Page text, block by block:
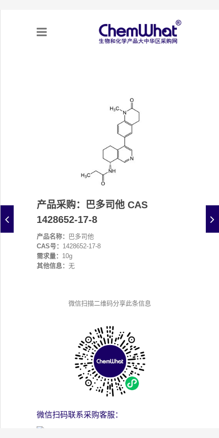
不可靠实体清单（UEL）
产品采购：巴多司他 CAS
1428652-17-8
产品名称：
巴多司他
CAS号： 1428652-17-8
需求量： 10g
其他信息： 无
微信扫描二维码分享此条信息
微信扫码联系采购客服：